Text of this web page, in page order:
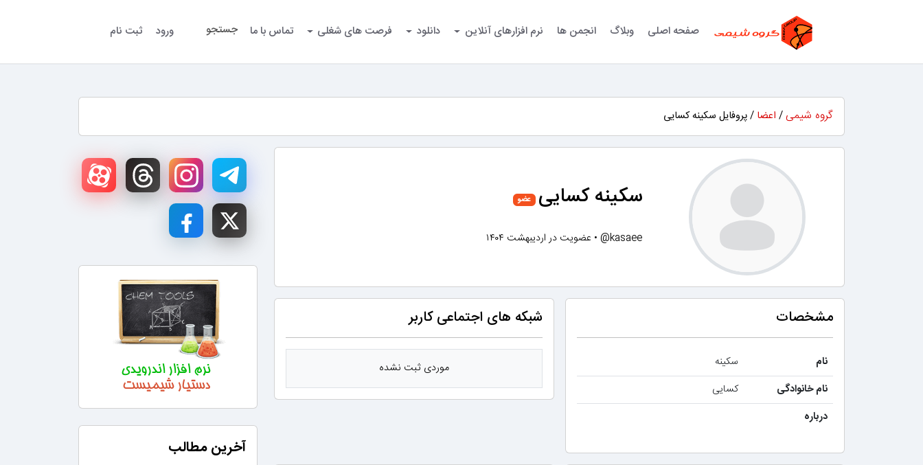
صفحه اصلی وبلاگ انجمن ها نرم افزارهای آنلاین دانلود فرصت های شغلی تماس با ما جستجو ورود ثبت نام
گروه شیمی / اعضا / پروفایل سکینه کسایی
سکینه کسایی عضو
@kasaee
• عضویت در اردیبهشت ۱۴۰۴
مشخصات
نام
سکینه
نام خانوادگی
کسایی
درباره
شبکه های اجتماعی کاربر
موردی ثبت نشده
آخرین مطالب